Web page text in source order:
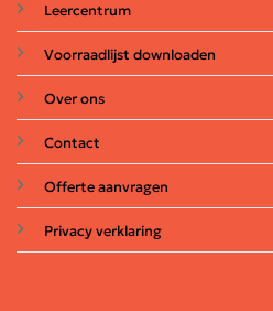
Leercentrum
Voorraadlijst downloaden
Over ons
Contact
Offerte aanvragen
Privacy verklaring